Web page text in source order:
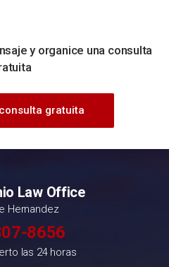
y organice una consulta
gratuita
Law Office
Hernandez
8656
las 24 horas